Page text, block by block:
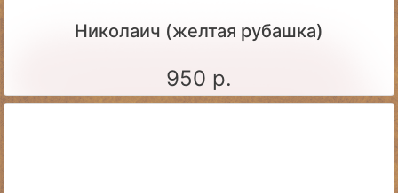
Николаич (желтая рубашка)
950 р.